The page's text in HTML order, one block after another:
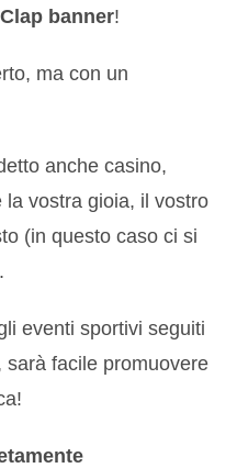
Clap banner!
ma con un
anche casino,
vostra gioia, il vostro
(in questo caso ci si
eventi sportivi seguiti
facile promuovere